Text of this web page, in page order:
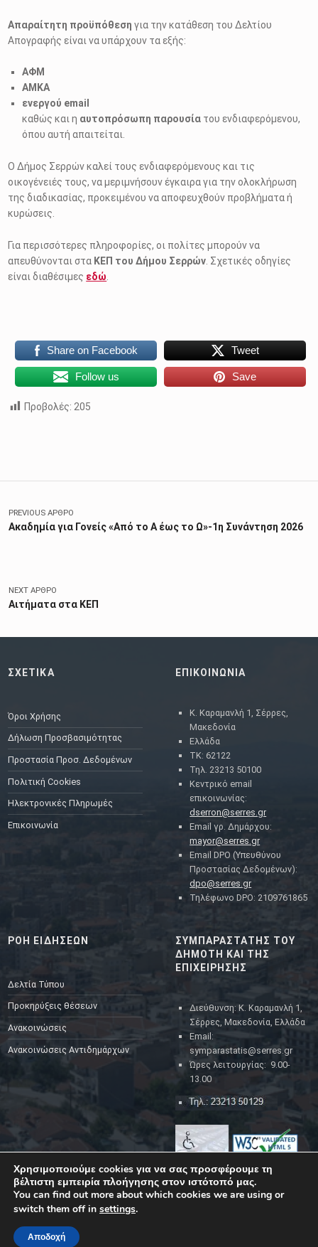
Απαραίτητη προϋπόθεση για την κατάθεση του Δελτίου
Απογραφής είναι να υπάρχουν τα εξής:
ΑΦΜ
ΑΜΚΑ
ενεργού email
καθώς και η αυτοπρόσωπη παρουσίατου ενδιαφερόμενου,
όπου αυτή απαιτείται.
Ο Δήμος Σερρών καλεί τους ενδιαφερόμενους και τις
οικογένειές τους, να μεριμνήσουν έγκαιρα για την ολοκλήρωση
της διαδικασίας, προκειμένου να αποφευχθούν προβλήματα ή
κυρώσεις.
Για περισσότερες πληροφορίες, οι πολίτες μπορούν να
απευθύνονται στα ΚΕΠ του Δήμου Σερρών . Σχετικές οδηγίες
είναι διαθέσιμες εδώ
Share on Facebook Tweet
Follow us Save
Προβολές: 205
Πλοήγηση άρθρων
PREVIOUS ΆΡΘΡΟ
Ακαδημία για Γονείς «Από το Α έως το Ω»-1η Συνάντηση 2026
NEXT ΆΡΘΡΟ
Αιτήματα στα ΚΕΠ
ΣΧΕΤΙΚΑ
Όροι Χρήσης
Δήλωση Προσβασιμότητας
Προστασία Προσ. Δεδομένων
Πολιτική Cookies
Ηλεκτρονικές Πληρωμές
Επικοινωνία
ΕΠΙΚΟΙΝΩΝΙΑ
Κ. Καραμανλή 1, Σέρρες,
Μακεδονία
Ελλάδα
ΤΚ: 62122
Τηλ. 23213 50100
Κεντρικό email
επικοινωνίας:
dserron@serres.gr
Email γρ. Δημάρχου:
mayor@serres.gr
Email DPO (Υπευθύνου
Προστασίας Δεδομένων):
dpo@serres.gr
Τηλέφωνο DPO: 2109761865
ΡΟΗ ΕΙΔΗΣΕΩΝ
Δελτία Τύπου
Προκηρύξεις θέσεων
Ανακοινώσεις
Ανακοινώσεις Αντιδημάρχων
ΣΥΜΠΑΡΑΣΤΑΤΗΣ ΤΟΥ
ΔΗΜΟΤΗ ΚΑΙ ΤΗΣ
ΕΠΙΧΕΙΡΗΣΗΣ
Διεύθυνση: Κ. Καραμανλή 1,
Σέρρες, Μακεδονία, Ελλάδα
Email:
symparastatis@serres.gr
Ώρες λειτουργίας: 9.00-
13.00
© 2023Δήμος Σερρών
Χρησιμοποιούμε cookies για να σας προσφέρουμε τη
βέλτιστη εμπειρία πλοήγησης στον ιστότοπό μας.
You can find out more about which cookies we are using or
switch them off in settings.
Αποδοχή